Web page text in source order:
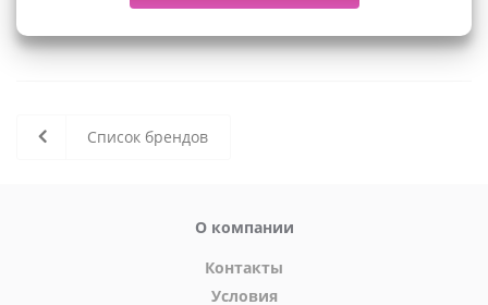
Список брендов
О компании
Контакты
Условия